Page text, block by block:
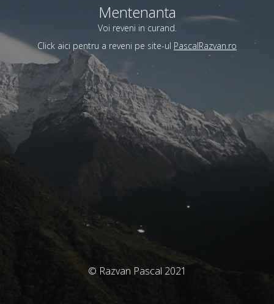
Mentenanta
Voi reveni in curand.
Click aici pentru a reveni pe site-ul PascalRazvan.ro
© Razvan Pascal 2021